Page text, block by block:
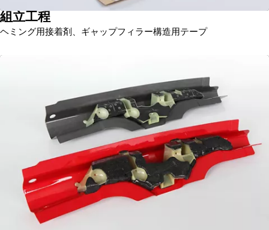
組立工程
ヘミング用接着剤、ギャップフィラー構造用テープ